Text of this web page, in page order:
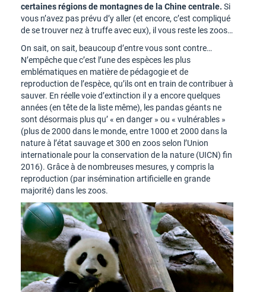
certaines régions de montagnes de la Chine centrale. Si
vous n’avez pas prévu d’y aller (et encore, c’est compliqué
de se trouver nez à truffe avec eux), il vous reste les zoos…
On sait, on sait, beaucoup d’entre vous sont contre…
N’empêche que c’est l’une des espèces les plus
emblématiques en matière de pédagogie et de
reproduction de l’espèce, qu’ils ont en train de contribuer à
sauver. En réelle voie d’extinction il y a encore quelques
années (en tête de la liste même), les pandas géants ne
sont désormais plus qu’ « en danger » ou « vulnérables »
(plus de 2000 dans le monde, entre 1000 et 2000 dans la
nature à l’état sauvage et 300 en zoos selon l’Union
internationale pour la conservation de la nature (UICN) fin
2016). Grâce à de nombreuses mesures, y compris la
reproduction (par insémination artificielle en grande
majorité) dans les zoos.